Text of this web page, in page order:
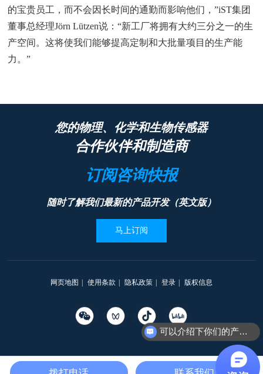
的宝贵员工，而不会因长时间的通勤而影响他们，”iST集团
董事总经理Jörn Lützen说：“新工厂将拥有大约三分之一的生
产空间。这将使我们能够提高定制和大批量项目的生产能
力。”
您的物理、化学和生物传感器
合作伙伴和制造商
订阅咨询快报
随时了解我们最新的产品开发（英文版）
马上订阅
网页地图 使用条款 隐私政策 登录 版权信息
Copyright © 2012-2025 一思特沪ICP备2025111169号 沪公网安备31010402335203号
可以介绍下你们的产品么